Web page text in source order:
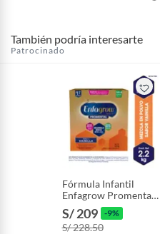
También podría interesarte
Patrocinado
Fórmula Infantil
Enfagrow Promental
Vainilla Caja 2.2 Kg
S/ 209 -9%
S/ 228.50